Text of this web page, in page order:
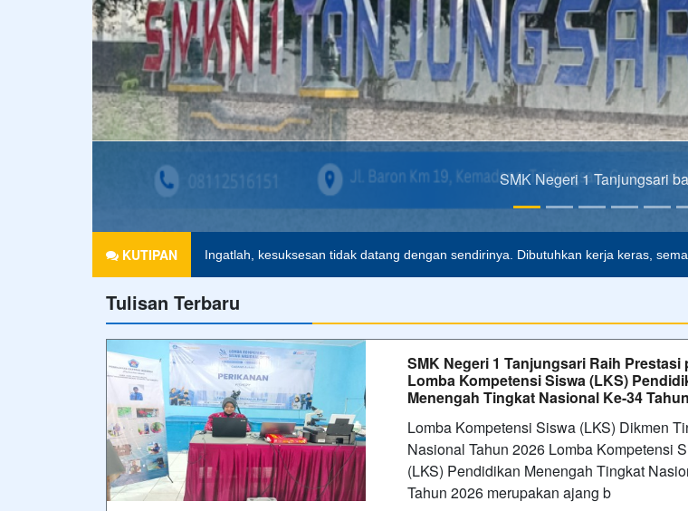
SMK Negeri 1
KUTIPAN
Pengalaman tidak bisa dipelajari, tetapi harus dilalui.
Ingatlah, kesuksesan tidak datang dengan sendirinya. Dibutuhkan kerja keras,
Tulisan Terbaru
SMK Negeri 1 Tanjungsari Raih Prestasi
Lomba Kompetensi Siswa (LKS)
Menengah Tingkat Nasional Ke-34
Lomba Kompetensi Siswa (LKS) Dikmen
Nasional Tahun 2026 Lomba Kompetensi
(LKS) Pendidikan Menengah Tingkat
Tahun 2026 merupakan ajang b